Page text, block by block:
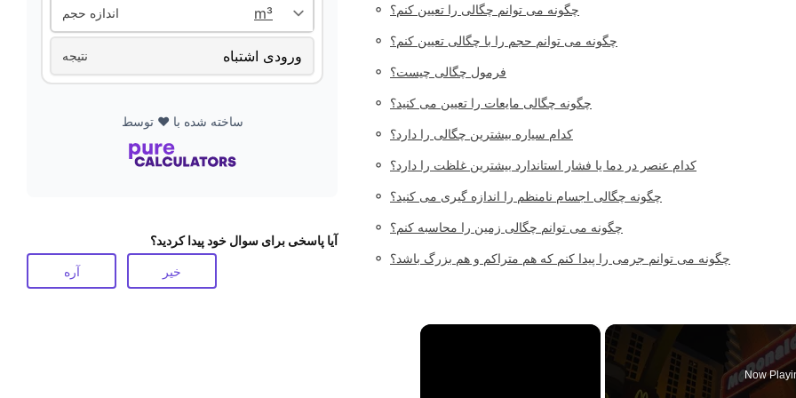
اندازه حجم
نتیجه
ساخته شده با ❤️ توسط
آیا پاسخی برای سوال خود پیدا کردید؟
آره خیر
◦ چگونه می توانم چگالی را تعیین کنم؟
◦ چگونه می توانم حجم را با چگالی تعیین کنم؟
◦ فرمول چگالی چیست؟
◦ چگونه چگالی مایعات را تعیین می کنید؟
◦ کدام سیاره بیشترین چگالی را دارد؟
◦ کدام عنصر در دما یا فشار استاندارد بیشترین غلظت را دارد؟
◦ چگونه چگالی اجسام نامنظم را اندازه گیری می کنید؟
◦ چگونه می توانم چگالی زمین را محاسبه کنم؟
◦ چگونه می توانم جرمی را پیدا کنم که هم متراکم و هم بزرگ باشد؟
×
Now